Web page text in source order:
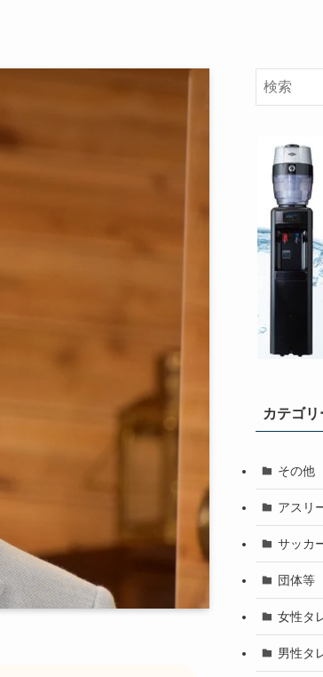
カテゴリ
その他
アスリ
サッカ
団体等
女性タ
男性タ